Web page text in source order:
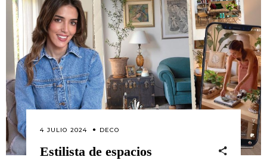
4 JULIO 2024 DECO
Estilista de espacios